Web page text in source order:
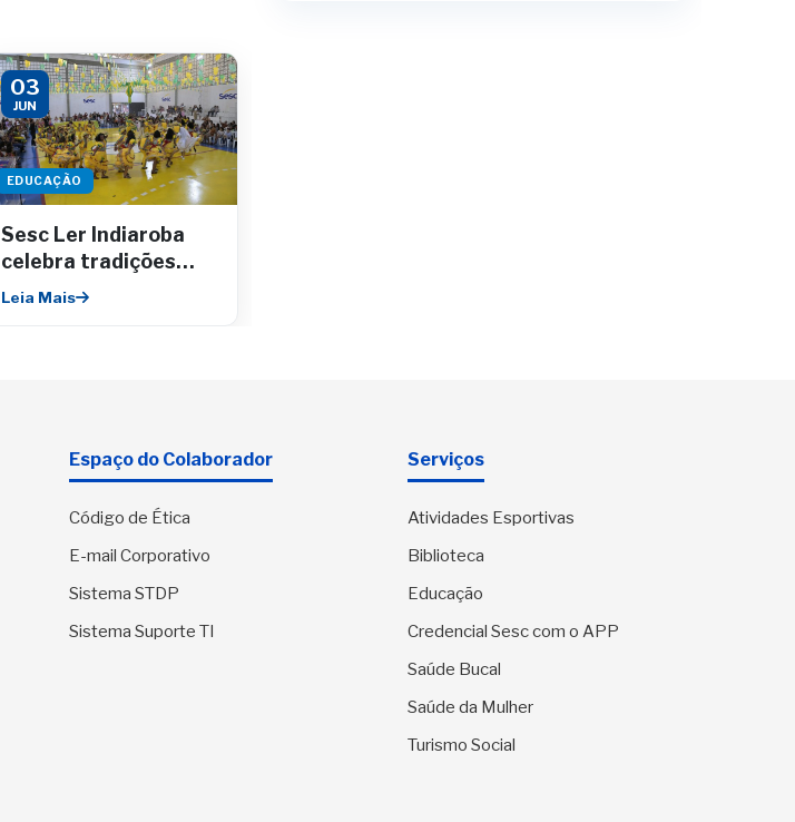
03
JUN
EDUCAÇÃO
Sesc Ler Indiaroba
celebra tradições
juninas com
Leia Mais
Espaço do Colaborador
Código de Ética
E-mail Corporativo
Sistema STDP
Sistema Suporte TI
Serviços
Atividades Esportivas
Biblioteca
Educação
Credencial Sesc com o APP
Saúde Bucal
Saúde da Mulher
Turismo Social